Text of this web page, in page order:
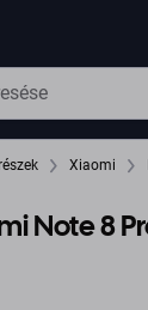
Xiaomi
Note 8